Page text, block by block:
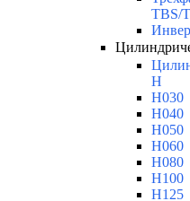
TBS/
H
H030
H040
H050
H060
H080
H100
H125